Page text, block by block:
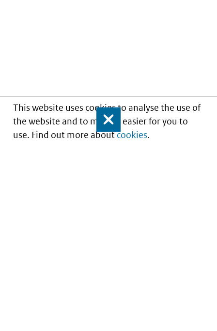
This website uses cookies to analyse the use of
the website and to make it easier for you to
use. Find out more aboutcookies.
Close